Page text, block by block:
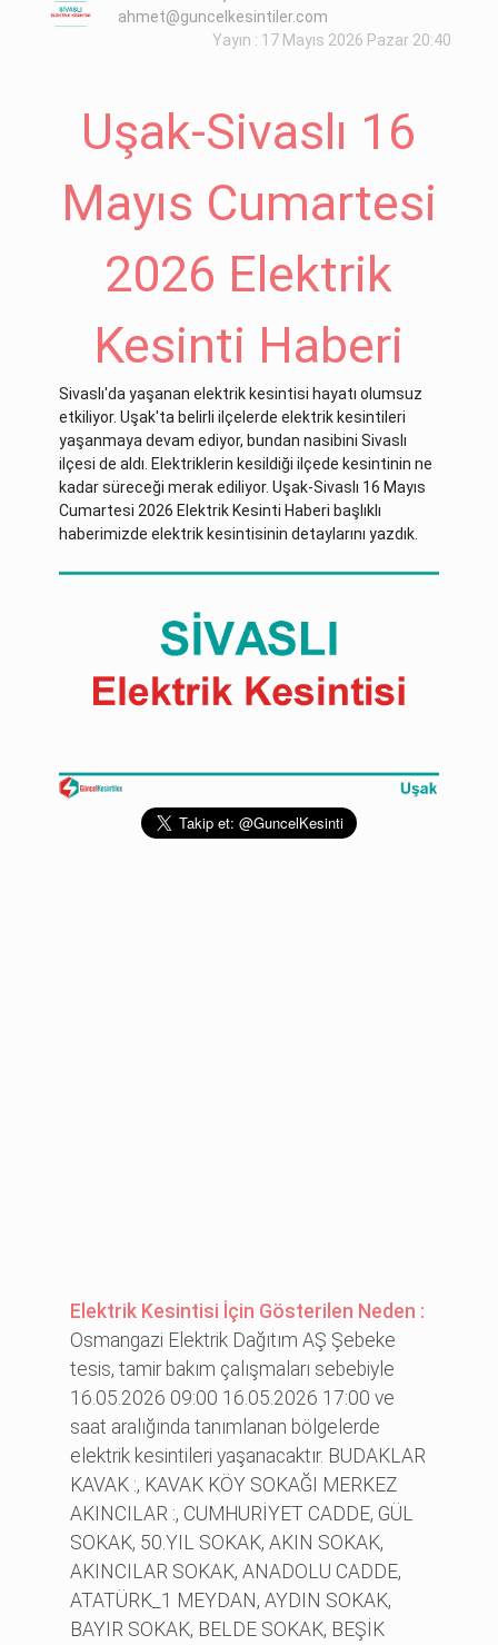
ahmet@guncelkesintiler.com
Yayın : 17 Mayıs 2026 Pazar 20:40
Uşak-Sivaslı 16
Mayıs Cumartesi
2026 Elektrik
Kesinti Haberi
Sivaslı'da yaşanan elektrik kesintisi hayatı olumsuz
etkiliyor. Uşak'ta belirli ilçelerde elektrik kesintileri
yaşanmaya devam ediyor, bundan nasibini Sivaslı
ilçesi de aldı. Elektriklerin kesildiği ilçede kesintinin ne
kadar süreceği merak ediliyor. Uşak-Sivaslı 16 Mayıs
Cumartesi 2026 Elektrik Kesinti Haberi başlıklı
haberimizde elektrik kesintisinin detaylarını yazdık.
Elektrik Kesintisi İçin Gösterilen Neden :
Osmangazi Elektrik Dağıtım AŞ Şebeke
tesis, tamir bakım çalışmaları sebebiyle
16.05.2026 09:00 16.05.2026 17:00 ve
saat aralığında tanımlanan bölgelerde
elektrik kesintileri yaşanacaktır. BUDAKLAR
KAVAK :, KAVAK KÖY SOKAĞI MERKEZ
AKINCILAR :, CUMHURİYET CADDE, GÜL
SOKAK, 50.YIL SOKAK, AKIN SOKAK,
AKINCILAR SOKAK, ANADOLU CADDE,
ATATÜRK_1 MEYDAN, AYDIN SOKAK,
BAYIR SOKAK, BELDE SOKAK, BEŞİK